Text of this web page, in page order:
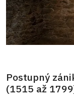
Postupný
(1515 až